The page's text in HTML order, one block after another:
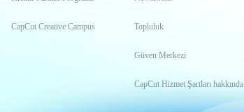
CapCut Creative Campus Topluluk
Güven Merkezi
CapCut Hizmet Şartları hakkında